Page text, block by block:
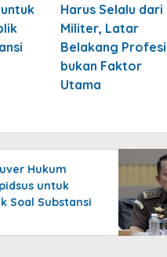
Harus Selalu dari
Militer, Latar
Belakang Profesi
bukan Faktor
Utama
Hukum
untuk
Soal Substansi